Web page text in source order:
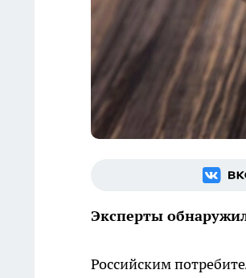
Эксперты
Российским